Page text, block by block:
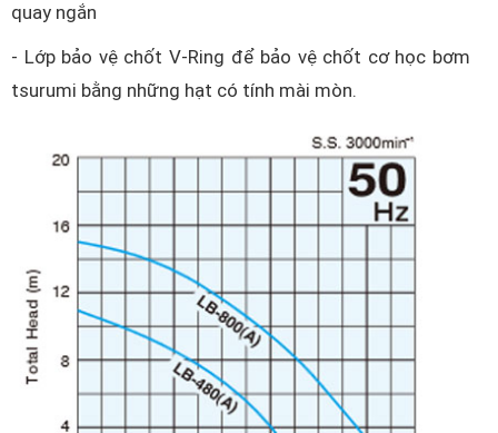
quay ngắn
- Lớp bảo vệ chốt V-Ring để bảo vệ chốt cơ học bơm
tsurumi bằng những hạt có tính mài mòn.